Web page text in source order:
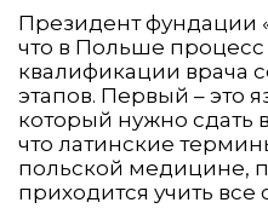
Президент фундации
что в Польше
квалификации врача
этапов. Первый – это
который нужно сдать
что латинские
польской медицине,
приходится учить все